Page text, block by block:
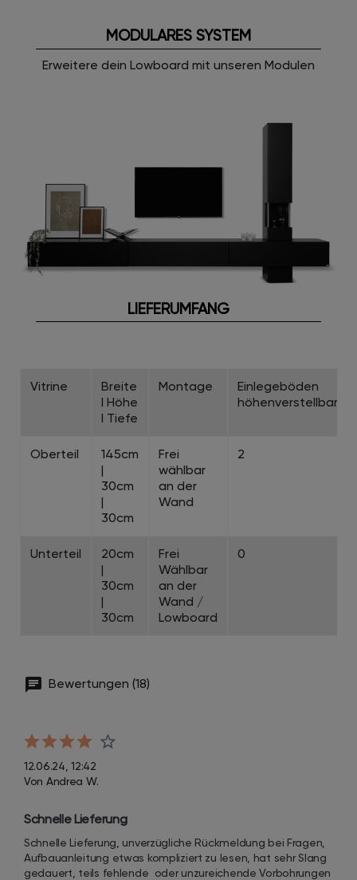
MODULARES SYSTEM
Erweitere dein Lowboard mit unseren Modulen
LIEFERUMFANG
Vitrine
Breite
I Höhe
I Tiefe
Montage
Einlegeböden
höhenverstellbar
Oberteil
145cm
|
30cm
|
30cm
Frei
wählbar
an der
Wand
2
Unterteil
20cm
|
30cm
|
30cm
Frei
Wählbar
an der
Wand /
Lowboard
0
Bewertungen (18)
12.06.24, 12:42
Von Andrea W.
Schnelle Lieferung
Schnelle Lieferung, unverzügliche Rückmeldung bei Fragen,
Aufbauanleitung etwas kompliziert zu lesen, hat sehr Slang
gedauert, teils fehlende  oder unzureichende Vorbohrungen